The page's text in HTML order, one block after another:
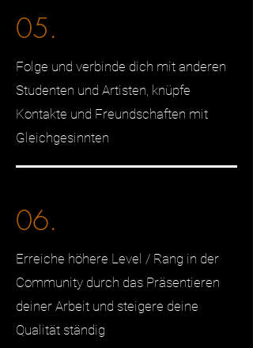
05.
Folge und verbinde dich mit anderen
Studenten und Artisten, knüpfe
Kontakte und Freundschaften mit
Gleichgesinnten
06.
Erreiche höhere Level / Rang in der
Community durch das Präsentieren
deiner Arbeit und steigere deine
Qualität ständig